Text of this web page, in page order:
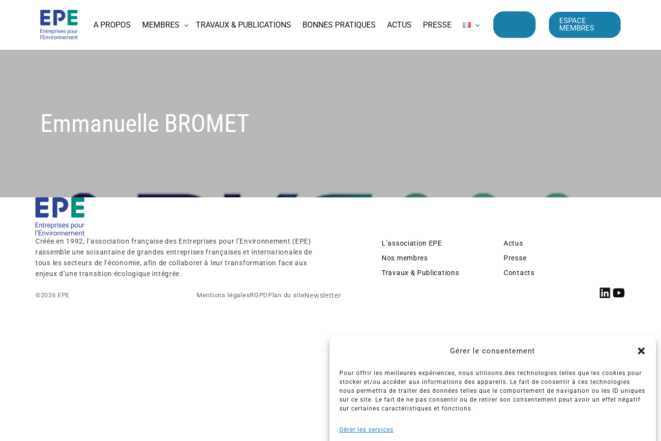
Gérer le consentement
Pour offrir les meilleures expériences, nous utilisons des technologies telles que les cookies pour
stocker et/ou accéder aux informations des appareils. Le fait de consentir à ces technologies
nous permettra de traiter des données telles que le comportement de navigation ou les ID uniques
sur ce site. Le fait de ne pas consentir ou de retirer son consentement peut avoir un effet négatif
sur certaines caractéristiques et fonctions.
Gérer les services
A PROPOS MEMBRES TRAVAUX & PUBLICATIONS BONNES PRATIQUES ACTUS PRESSE
ESPACE
MEMBRES
Emmanuelle BROMET
Créée en 1992, l’association française des Entreprises pour l’Environnement (EPE)
rassemble une soixantaine de grandes entreprises françaises et internationales de
tous les secteurs de l’économie, afin de collaborer à leur transformation face aux
enjeux d’une transition écologique intégrée.
L’association EPE
Nos membres
Travaux & Publications
Actus
Presse
Contacts
©2026 EPE Mentions légalesRGPD Plan du siteNewsletter